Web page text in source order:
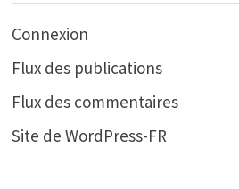
Connexion
Flux des publications
Flux des commentaires
Site de WordPress-FR